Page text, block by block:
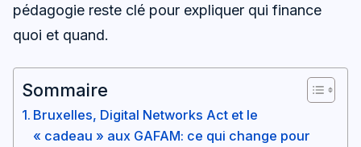
pédagogie reste clé pour expliquer qui finance
quoi et quand.
Sommaire
Bruxelles, Digital Networks Act et le
« cadeau » aux GAFAM: ce qui change pour